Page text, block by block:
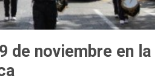
de noviembre en la